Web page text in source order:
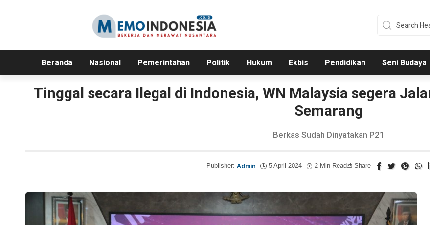
Beranda Nasional Pemerintahan Politik Hukum Ekbis Pendidikan Seni Budaya
Tinggal secara Ilegal di Indonesia, WN Malaysia segera
Semarang
Berkas Sudah Dinyatakan P21
Publisher: Admin 5 April 2024 2 Min Read Share